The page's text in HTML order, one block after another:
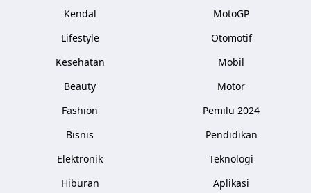
Kendal
Lifestyle
Kesehatan
Beauty
Fashion
Bisnis
Elektronik
Hiburan
MotoGP
Otomotif
Mobil
Motor
Pemilu 2024
Pendidikan
Teknologi
Aplikasi